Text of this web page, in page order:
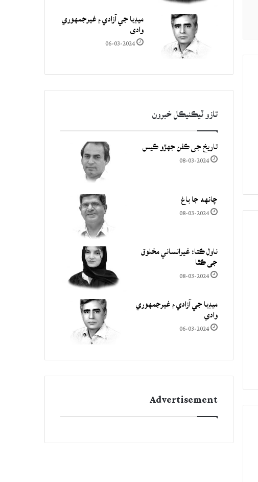
ميڊيا جي آزادي ۽ غيرجمھوري
وادي
06-03-2024
تازو ٽيڪنيڪل خبرون
تاريخ جي ڪفن جھڙو ڪيس
08-03-2024
چانهه جا باغ
08-03-2024
ناول ڪتا: غيرانساني مخلوق
جي ڪٿا
08-03-2024
ميڊيا جي آزادي ۽ غيرجمھوري
وادي
06-03-2024
Advertisement